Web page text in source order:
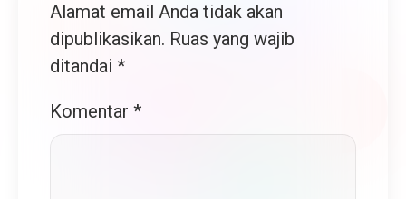
Alamat email Anda tidak akan
dipublikasikan. Ruas yang wajib
ditandai *
Komentar *